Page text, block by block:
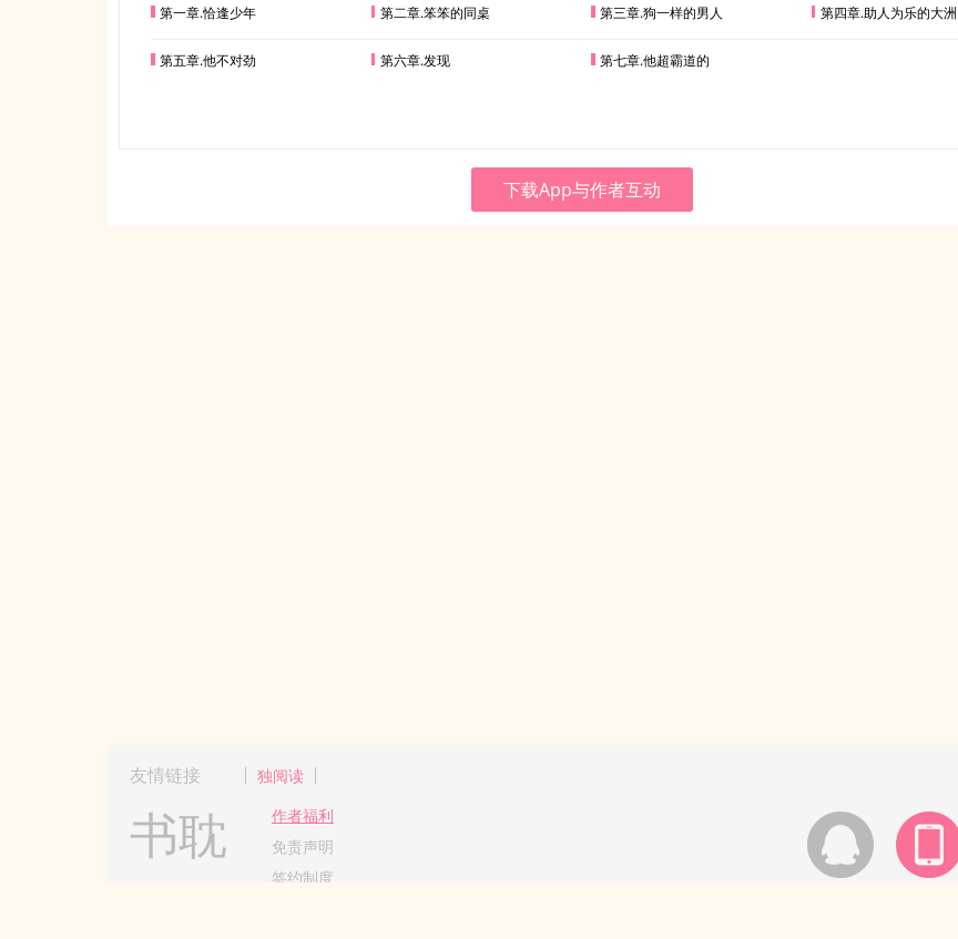
第一章.恰逢少年 第二章.笨笨的同桌 第三章.狗一样的男人 第四章.助人为乐的大洲
第五章.他不对劲 第六章.发现 第七章.他超霸道的
下载App与作者互动
友情链接 独阅读
书耽
作者福利
免责声明
签约制度